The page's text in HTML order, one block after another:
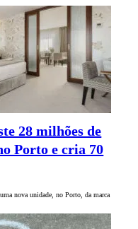
28 milhões de
Porto e cria 70
nova unidade, no Porto, da marca